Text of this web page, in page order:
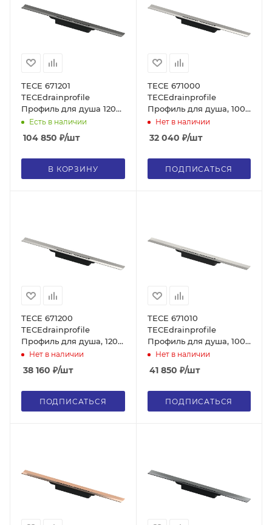
TECE 671201
TECEdrainprofile
Профиль для душа 120
см, сатин, черный хром
hansgrohe/AXOR, без
сифона
Есть в наличии
104 850 ₽/шт
В КОРЗИНУ
TECE 671000
TECEdrainprofile
Профиль для душа, 100
см, сатин, без сифона
Нет в наличии
32 040 ₽/шт
ПОДПИСАТЬСЯ
TECE 671200
TECEdrainprofile
Профиль для душа, 120
см, сатин, без сифона
Нет в наличии
38 160 ₽/шт
ПОДПИСАТЬСЯ
TECE 671010
TECEdrainprofile
Профиль для душа, 100
см, хром глянец, без
Нет в наличии
41 850 ₽/шт
ПОДПИСАТЬСЯ